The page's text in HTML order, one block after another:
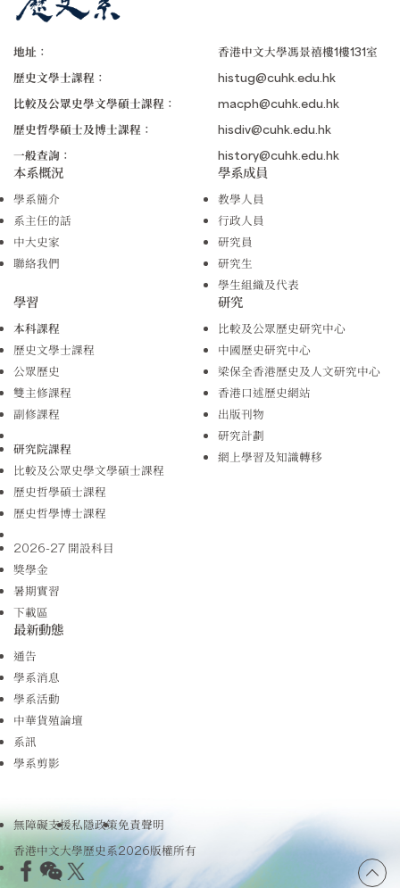
地址：
香港中文大學馮景禧樓1樓131室
歷史文學士課程：
histug@cuhk.edu.hk
比較及公眾史學文學碩士課程：
macph@cuhk.edu.hk
歷史哲學碩士及博士課程：
hisdiv@cuhk.edu.hk
一般查詢：
history@cuhk.edu.hk
本系概況
學系簡介
系主任的話
中大史家
聯絡我們
學系成員
教學人員
行政人員
研究員
研究生
學生組織及代表
學習
本科課程
歷史文學士課程
公眾歷史
雙主修課程
副修課程
研究院課程
比較及公眾史學文學碩士課程
歷史哲學碩士課程
歷史哲學博士課程
2026-27 開設科目
獎學金
暑期實習
下載區
研究
比較及公眾歷史研究中心
中國歷史研究中心
梁保全香港歷史及人文研究中心
香港口述歷史網站
出版刊物
研究計劃
網上學習及知識轉移
最新動態
通告
學系消息
學系活動
中華貨殖論壇
系訊
學系剪影
無障礙支援私隱政策免責聲明
香港中文大學歷史系2026版權所有